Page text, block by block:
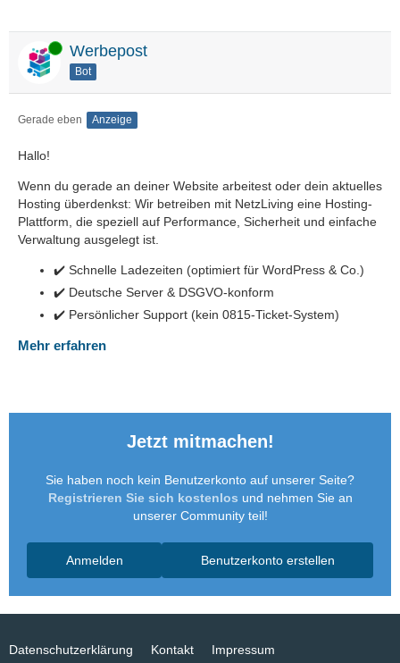
Online Werbepost
Bot
Gerade eben Anzeige
Hallo!
Wenn du gerade an deiner Website arbeitest oder dein aktuelles
Hosting überdenkst: Wir betreiben mit NetzLiving eine Hosting-
Plattform, die speziell auf Performance, Sicherheit und einfache
Verwaltung ausgelegt ist.
✔️ Schnelle Ladezeiten (optimiert für WordPress & Co.)
✔️ Deutsche Server & DSGVO-konform
✔️ Persönlicher Support (kein 0815-Ticket-System)
Mehr erfahren
Jetzt mitmachen!
Sie haben noch kein Benutzerkonto auf unserer Seite?
Registrieren Sie sich kostenlos und nehmen Sie an
unserer Community teil!
Benutzerkonto erstellen
Anmelden
Datenschutzerklärung Kontakt Impressum